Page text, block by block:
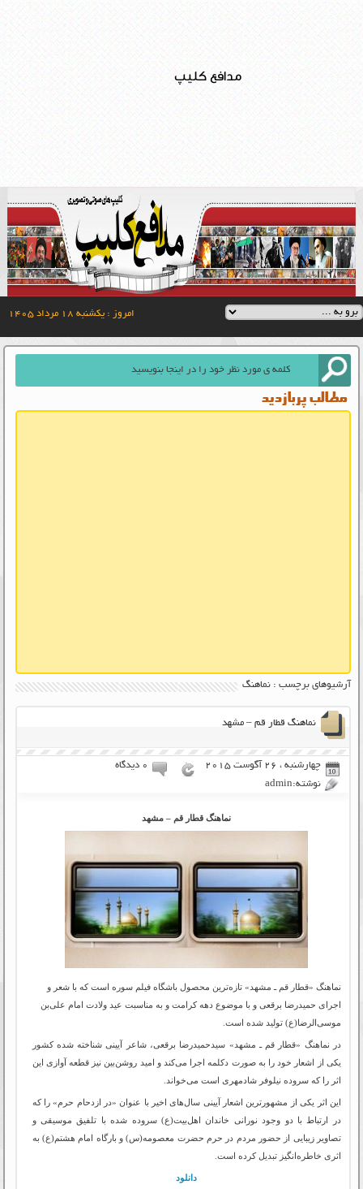
مدافع کلیپ
امروز : یکشنبه ۱۸ مرداد ۱۴۰۵
مطالب پربازدید
آرشیوهای برچسب : نماهنگ
نماهنگ قطار قم – مشهد
چهارشنبه ، 26 آگوست 2015
۰ دیدگاه
نوشته:admin
نماهنگ قطار قم – مشهد
نماهنگ «قطار قم ـ مشهد» تازه‌ترین محصول باشگاه فیلم سوره است که با شعر و
اجرای حمیدرضا برقعی و با موضوع دهه کرامت و به مناسبت عید ولادت امام علی‌بن
موسی‌الرضا(ع) تولید شده است.
در نماهنگ «قطار قم ـ مشهد» سیدحمیدرضا برقعی، شاعر آیینی شناخته شده کشور
یکی از اشعار خود را به صورت دکلمه اجرا می‌کند و امید روشن‌بین نیز قطعه آوازی این
اثر را که سروده نیلوفر شادمهری است می‌خواند.
این اثر یکی از مشهورترین اشعار آیینی سال‌های اخیر با عنوان «در ازدحام حرم» را که
در ارتباط با دو وجود نورانی خاندان اهل‌بیت(ع) سروده شده با تلفیق موسیقی و
تصاویر زیبایی از حضور مردم در حرم حضرت معصومه(س) و بارگاه امام هشتم(ع) به
اثری خاطره‌انگیز تبدیل کرده است.
دانلود